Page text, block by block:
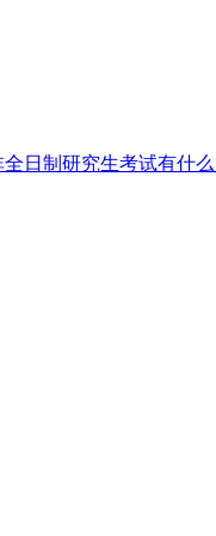
日制研究生考试有什么